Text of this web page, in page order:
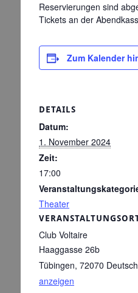
Reservierungen sind
Tickets an der
Zum Kalender
DETAILS
Datum:
1. November 2024
Zeit:
17:00
Theater
Club Voltaire
Haaggasse 26b
Tübingen, 72070
anzeigen